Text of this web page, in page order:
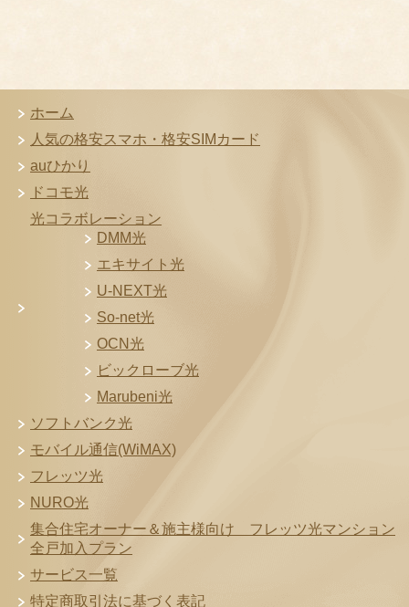
ホーム
人気の格安スマホ・格安SIMカード
auひかり
ドコモ光
光コラボレーション
DMM光
エキサイト光
U-NEXT光
So-net光
OCN光
ビックローブ光
Marubeni光
ソフトバンク光
モバイル通信(WiMAX)
フレッツ光
NURO光
集合住宅オーナー＆施主様向け フレッツ光マンション
全戸加入プラン
サービス一覧
特定商取引法に基づく表記